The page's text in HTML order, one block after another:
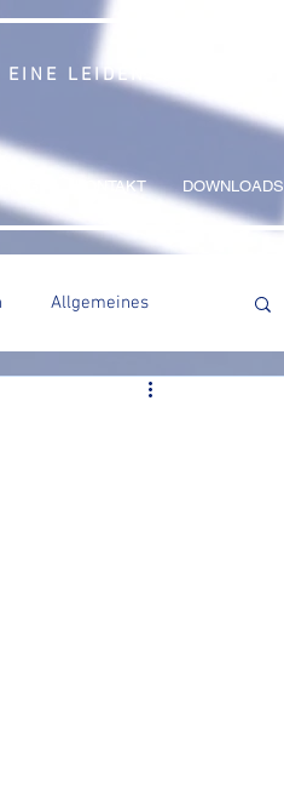
LEIDENSCHAFT
KONTAKT DOWNLOADS
Allgemeines